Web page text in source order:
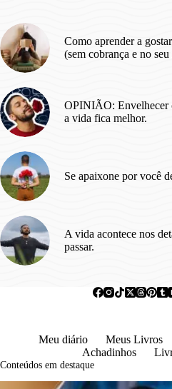
Série
Como aprender a
(sem cobrança e no
OPINIÃO: Envelhecer
a vida fica melhor.
Se apaixone por você
A vida acontece nos
passar.
Meu diário Meus Livros
Achadinhos
Conteúdos em destaque